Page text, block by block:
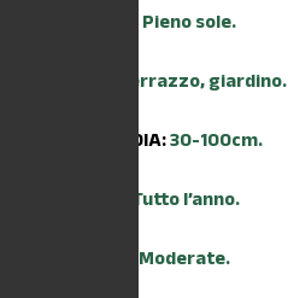
Pieno sole.
Terrazzo, giardino.
ALTEZZA MEDIA:30-100cm.
Tutto l’anno.
Moderate.